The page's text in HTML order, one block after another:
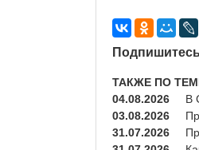
ТАКЖЕ ПО
04.08.2026
В
03.08.2026
31.07.2026